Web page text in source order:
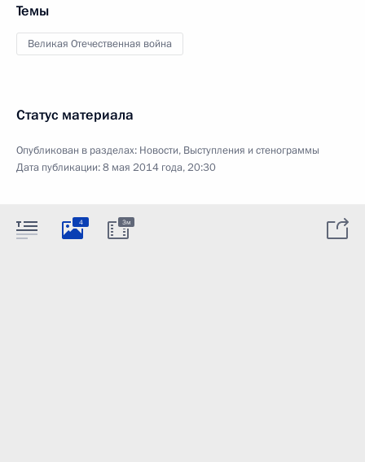
Темы
Великая Отечественная война
Статус материала
Опубликован в разделах: Новости, Выступления и стенограммы
Дата публикации:8 мая 2014 года, 20:30
4 3м